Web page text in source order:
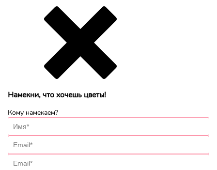
Намекни, что хочешь цветы!
Кому намекаем?